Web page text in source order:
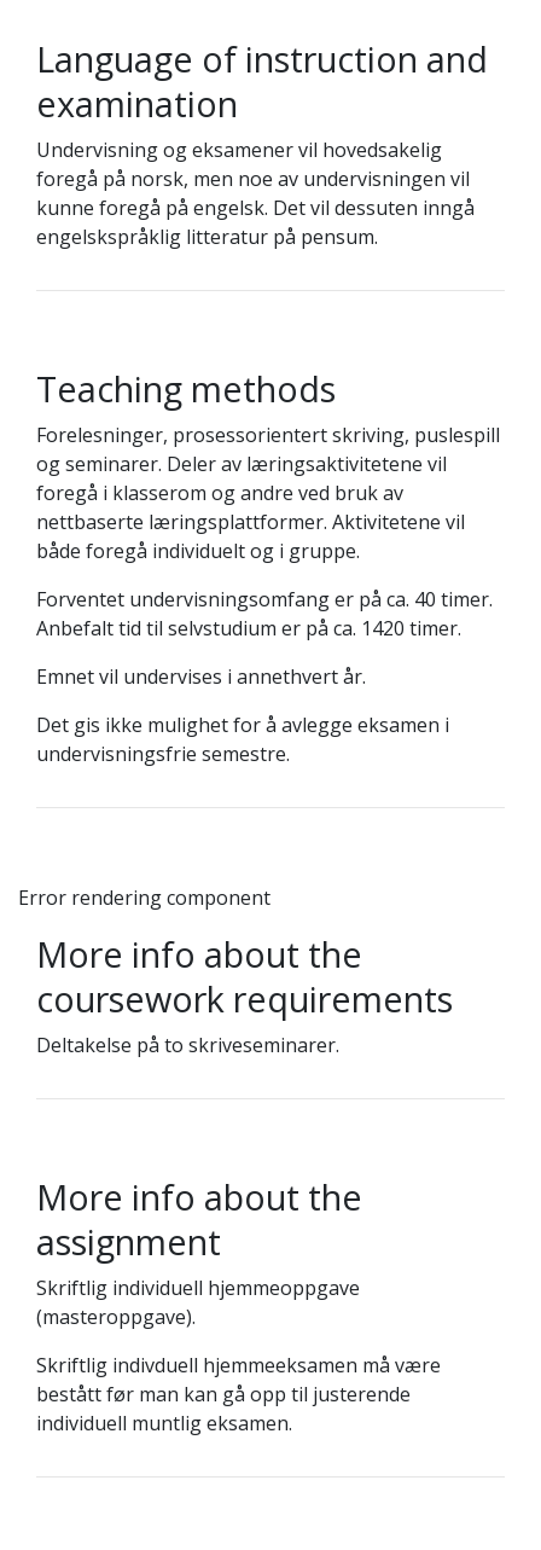
Language of instruction and
examination
Undervisning og eksamener vil hovedsakelig
foregå på norsk, men noe av undervisningen vil
kunne foregå på engelsk. Det vil dessuten inngå
engelskspråklig litteratur på pensum.
Teaching methods
Forelesninger, prosessorientert skriving, puslespill
og seminarer. Deler av læringsaktivitetene vil
foregå i klasserom og andre ved bruk av
nettbaserte læringsplattformer. Aktivitetene vil
både foregå individuelt og i gruppe.
Forventet undervisningsomfang er på ca. 40 timer.
Anbefalt tid til selvstudium er på ca. 1420 timer.
Emnet vil undervises i annethvert år.
Det gis ikke mulighet for å avlegge eksamen i
undervisningsfrie semestre.
Error rendering component
More info about the
coursework requirements
Deltakelse på to skriveseminarer.
More info about the
assignment
Skriftlig individuell hjemmeoppgave
(masteroppgave).
Skriftlig indivduell hjemmeeksamen må være
bestått før man kan gå opp til justerende
individuell muntlig eksamen.